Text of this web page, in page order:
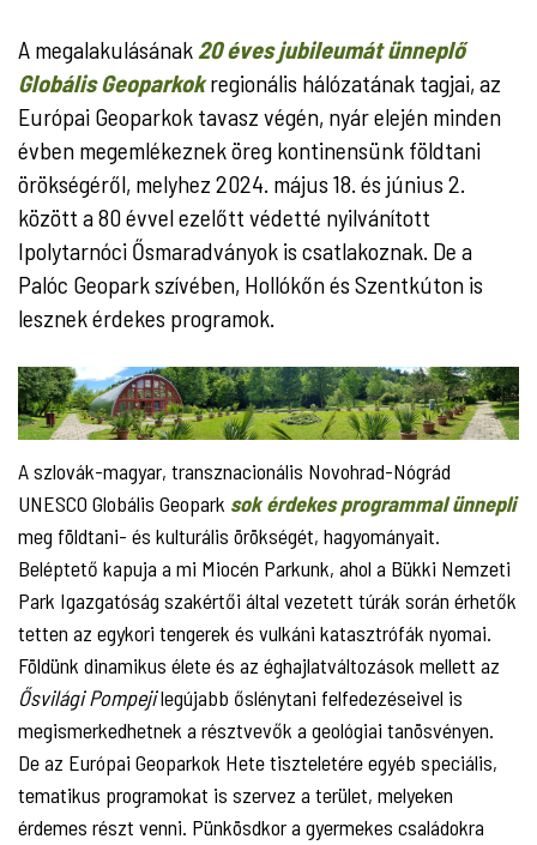
A megalakulásának 20 éves jubileumát ünneplő
Globális Geoparkokregionális hálózatának tagjai, az
Európai Geoparkok tavasz végén, nyár elején minden
évben megemlékeznek öreg kontinensünk földtani
örökségéről, melyhez 2024. május 18. és június 2.
között a 80 évvel ezelőtt védetté nyilvánított
Ipolytarnóci Ősmaradványok is csatlakoznak. De a
Palóc Geopark szívében, Hollókőn és Szentkúton is
lesznek érdekes programok.
A szlovák-magyar, transznacionális Novohrad-Nógrád
UNESCO Globális Geopark sok érdekes programmal ünnepli
meg földtani- és kulturális örökségét, hagyományait.
Beléptető kapuja a mi Miocén Parkunk, ahol a Bükki Nemzeti
Park Igazgatóság szakértői által vezetett túrák során érhetők
tetten az egykori tengerek és vulkáni katasztrófák nyomai.
Földünk dinamikus élete és az éghajlatváltozások mellett az
Ősvilági Pompejilegújabb őslénytani felfedezéseivel is
megismerkedhetnek a résztvevők a geológiai tanösvényen.
De az Európai Geoparkok Hete tiszteletére egyéb speciális,
tematikus programokat is szervez a terület, melyeken
érdemes részt venni. Pünkösdkor a gyermekes családokra